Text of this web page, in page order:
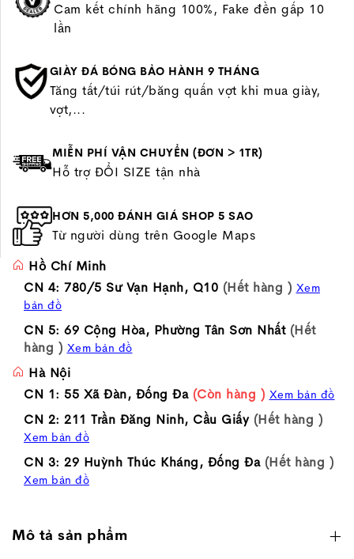
Cam kết chính hãng 100%, Fake đền gấp 10
lần
GIÀY ĐÁ BÓNG BẢO HÀNH 9 THÁNG
Tăng tất/túi rút/băng quấn vợt khi mua giày,
vợt,...
MIỄN PHÍ VẬN CHUYỂN (ĐƠN > 1TR)
Hỗ trợ ĐỔI SIZE tận nhà
HƠN 5,000 ĐÁNH GIÁ SHOP 5 SAO
Từ người dùng trên Google Maps
Hồ Chí Minh
CN 4: 780/5 Sư Vạn Hạnh, Q10 (Hết hàng ) Xem
bản đồ
CN 5: 69 Cộng Hòa, Phường Tân Sơn Nhất (Hết
hàng ) Xem bản đồ
Hà Nội
CN 1: 55 Xã Đàn, Đống Đa (Còn hàng ) Xem bản đồ
CN 2: 211 Trần Đăng Ninh, Cầu Giấy (Hết hàng )
Xem bản đồ
CN 3: 29 Huỳnh Thúc Kháng, Đống Đa (Hết hàng )
Xem bản đồ
Mô tả sản phẩm